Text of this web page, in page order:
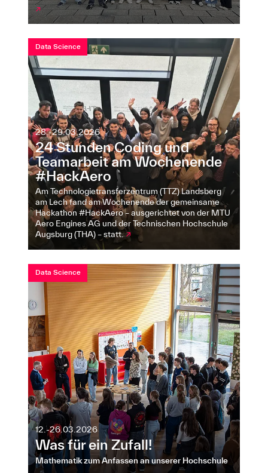
↗
Data Science
28.-29.03.2026
24 Stunden Coding und
Teamarbeit am Wochenende
#HackAero
Am Technologietransferzentrum (TTZ) Landsberg
am Lech fand am Wochenende der gemeinsame
Hackathon #HackAero – ausgerichtet von der MTU
Aero Engines AG und der Technischen Hochschule
Augsburg (THA) – statt.↗
Data Science
12.-26.03.2026
Was für ein Zufall!
Mathematik zum Anfassen an unserer Hochschule